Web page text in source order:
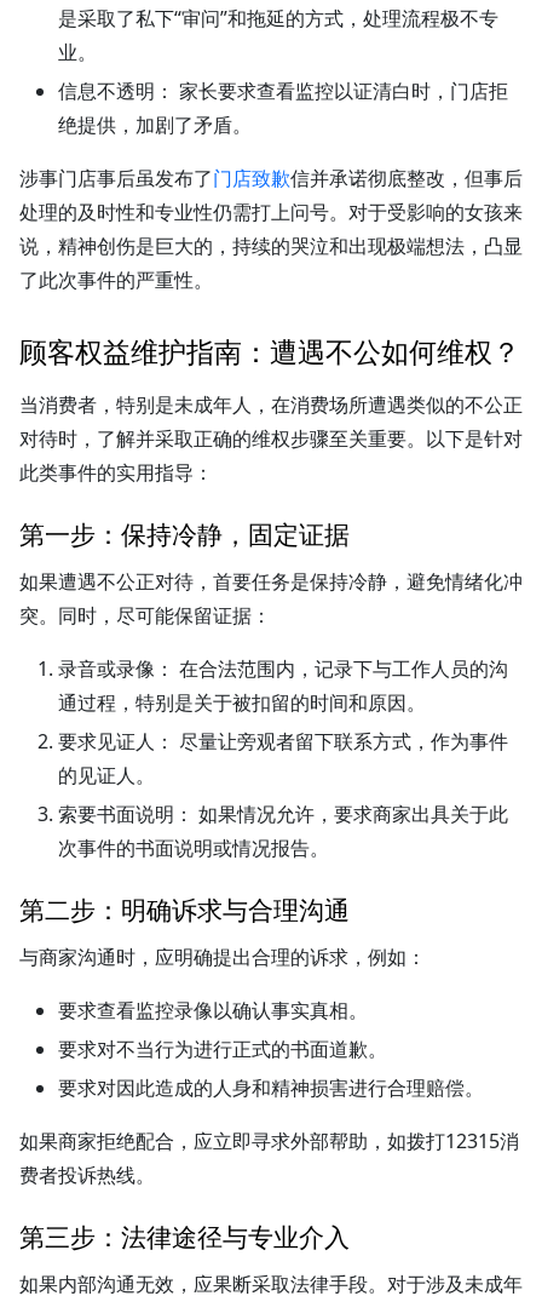
是采取了私下“审问”和拖延的方式，处理流程极不专
业。
信息不透明： 家长要求查看监控以证清白时，门店拒
绝提供，加剧了矛盾。
涉事门店事后虽发布了门店致歉信并承诺彻底整改，但事后
处理的及时性和专业性仍需打上问号。对于受影响的女孩来
说，精神创伤是巨大的，持续的哭泣和出现极端想法，凸显
了此次事件的严重性。
顾客权益维护指南：遭遇不公如何维权？
当消费者，特别是未成年人，在消费场所遭遇类似的不公正
对待时，了解并采取正确的维权步骤至关重要。以下是针对
此类事件的实用指导：
第一步：保持冷静，固定证据
如果遭遇不公正对待，首要任务是保持冷静，避免情绪化冲
突。同时，尽可能保留证据：
录音或录像： 在合法范围内，记录下与工作人员的沟
通过程，特别是关于被扣留的时间和原因。
要求见证人： 尽量让旁观者留下联系方式，作为事件
的见证人。
索要书面说明： 如果情况允许，要求商家出具关于此
次事件的书面说明或情况报告。
第二步：明确诉求与合理沟通
与商家沟通时，应明确提出合理的诉求，例如：
要求查看监控录像以确认事实真相。
要求对不当行为进行正式的书面道歉。
要求对因此造成的人身和精神损害进行合理赔偿。
如果商家拒绝配合，应立即寻求外部帮助，如拨打12315消
费者投诉热线。
第三步：法律途径与专业介入
如果内部沟通无效，应果断采取法律手段。对于涉及未成年